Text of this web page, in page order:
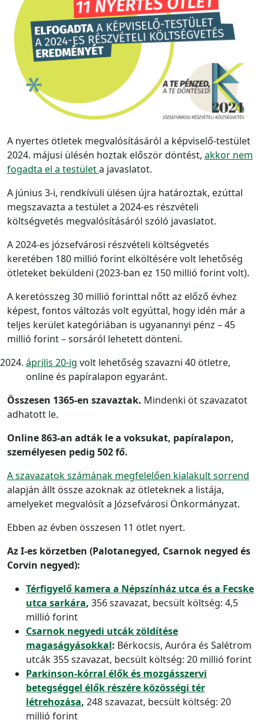
A nyertes ötletek megvalósításáról a képviselő-testület
2024. májusi ülésén hoztak először döntést, akkor nem
fogadta el a testületa javaslatot.
A június 3-i, rendkívüli ülésen újra határoztak, ezúttal
megszavazta a testület a 2024-es részvételi
költségvetés megvalósításáról szóló javaslatot.
A 2024-es józsefvárosi részvételi költségvetés
keretében 180 millió forint elköltésére volt lehetőség
ötleteket beküldeni (2023-ban ez 150 millió forint volt).
A keretösszeg 30 millió forinttal nőtt az előző évhez
képest, fontos változás volt egyúttal, hogy idén már a
teljes kerület kategóriában is ugyanannyi pénz – 45
millió forint – sorsáról lehetett dönteni.
április 20-ig volt lehetőség szavazni 40 ötletre,
online és papíralapon egyaránt.
Összesen 1365-en szavaztak. Mindenki öt szavazatot
adhatott le.
Online 863-an adták le a voksukat, papíralapon,
személyesen pedig 502 fő.
A szavazatok számának megfelelően kialakult sorrend
alapján állt össze azoknak az ötleteknek a listája,
amelyeket megvalósít a Józsefvárosi Önkormányzat.
Ebben az évben összesen 11 ötlet nyert.
Az I-es körzetben (Palotanegyed, Csarnok negyed és
Corvin negyed):
Térfigyelő kamera a Népszínház utca és a Fecske
utca sarkára, 356 szavazat, becsült költség: 4,5
millió forint
Csarnok negyedi utcák zöldítése
magaságyásokkal: Bérkocsis, Auróra és Salétrom
utcák 355 szavazat, becsült költség: 20 millió forint
Parkinson-kórral élők és mozgásszervi
betegséggel élők részére közösségi tér
létrehozása, 248 szavazat, becsült költség: 20
millió forint